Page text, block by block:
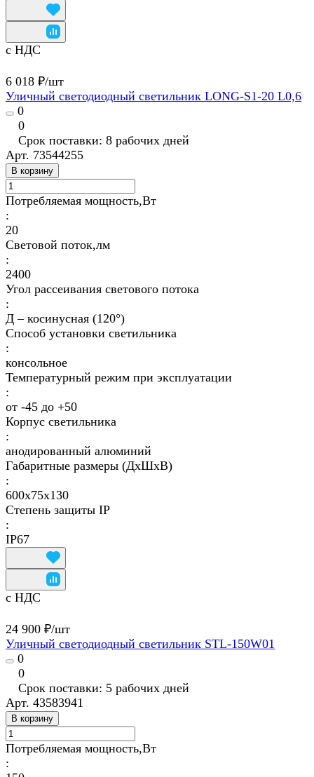
с НДС
6 018 ₽/шт
Уличный светодиодный светильник LONG-S1-20 L0,6
0
0
Срок поставки: 8 рабочих дней
Арт. 73544255
В корзину
Потребляемая мощность,Вт
:
20
Световой поток,лм
:
2400
Угол рассеивания светового потока
:
Д – косинусная (120°)
Способ установки светильника
:
консольное
Температурный режим при эксплуатации
:
от -45 до +50
Корпус светильника
:
анодированный алюминий
Габаритные размеры (ДхШхВ)
:
600х75х130
Степень защиты IP
:
IP67
с НДС
24 900 ₽/шт
Уличный светодиодный светильник STL-150W01
0
0
Срок поставки: 5 рабочих дней
Арт. 43583941
В корзину
Потребляемая мощность,Вт
: